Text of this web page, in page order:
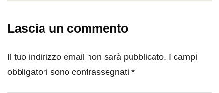
Lascia un commento
Il tuo indirizzo email non sarà pubblicato. I campi
obbligatori sono contrassegnati *